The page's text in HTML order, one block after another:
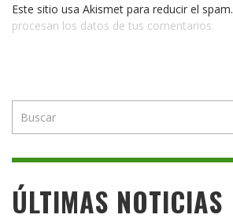
Este sitio usa Akismet para reducir el spam.
procesan los datos de tus comentarios.
ÚLTIMAS NOTICIAS